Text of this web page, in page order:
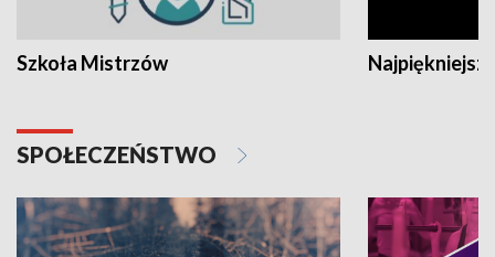
Szkoła Mistrzów
SPOŁECZEŃSTWO